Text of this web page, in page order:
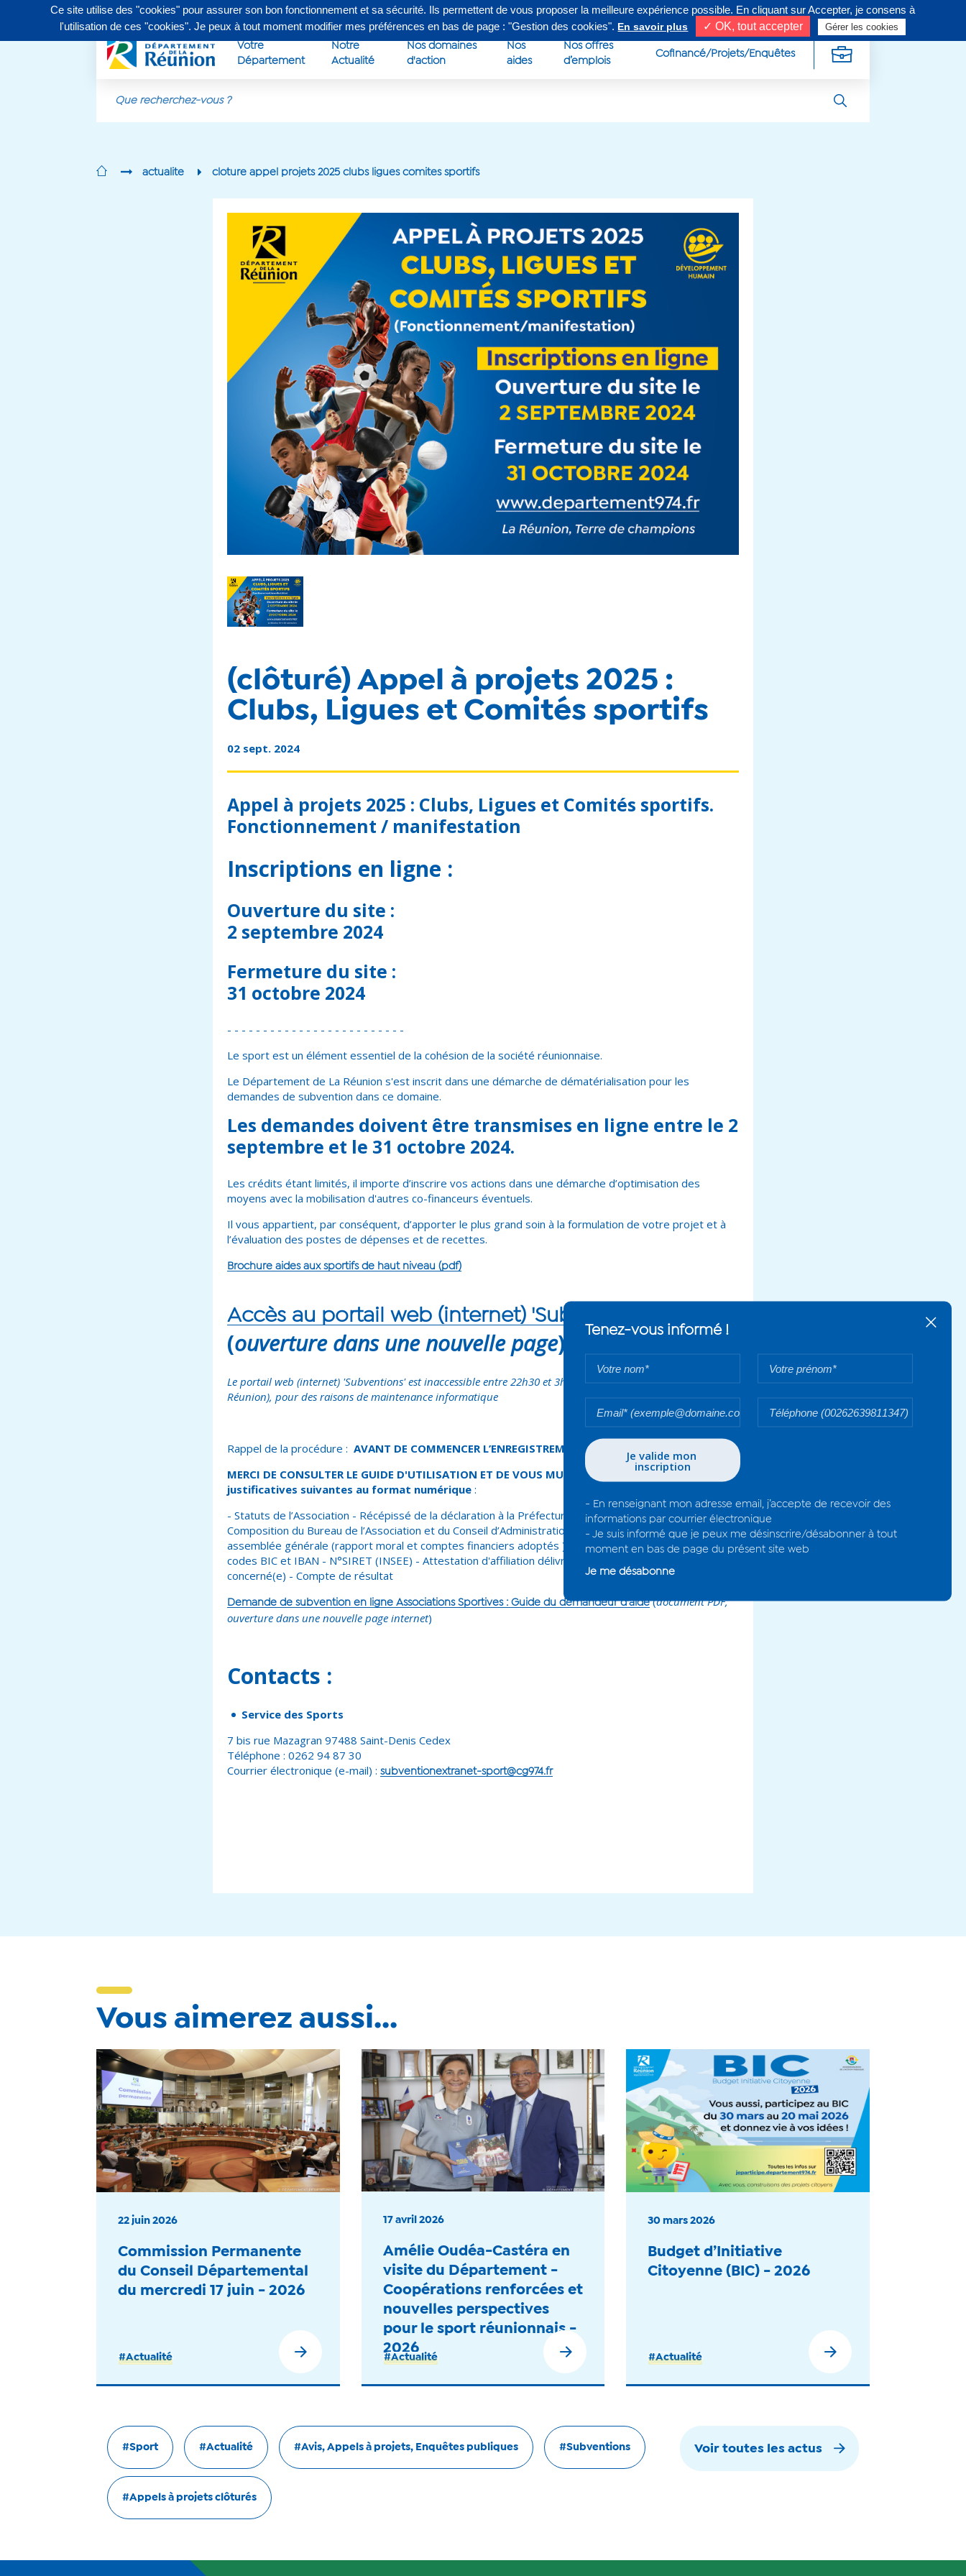
Contactez-nous au 0262 90 30 30, du lundi au vendredi de 8h à 16h30 Suivez-nous sur
Votre
Département
Notre
Actualité
Nos domaines
d'action
Nos
aides
Nos offres
d’emplois
Cofinancé/Projets/Enquêtes
actualite cloture appel projets 2025 clubs ligues comites sportifs
(clôturé) Appel à projets 2025 :
Clubs, Ligues et Comités sportifs
02 sept. 2024
Appel à projets 2025 : Clubs, Ligues et Comités sportifs.
Fonctionnement / manifestation
Inscriptions en ligne :
Ouverture du site :
2 septembre 2024
Fermeture du site :
31 octobre 2024
- - - - - - - - - - - - - - - - - - - - - - - - -
Le sport est un élément essentiel de la cohésion de la société réunionnaise.
Le Département de La Réunion s'est inscrit dans une démarche de dématérialisation pour les
demandes de subvention dans ce domaine.
Les demandes doivent être transmises en ligne entre le 2
septembre et le 31 octobre 2024.
Les crédits étant limités, il importe d’inscrire vos actions dans une démarche d’optimisation des
moyens avec la mobilisation d'autres co-financeurs éventuels.
Il vous appartient, par conséquent, d’apporter le plus grand soin à la formulation de votre projet et à
l’évaluation des postes de dépenses et de recettes.
Brochure aides aux sportifs de haut niveau (pdf)
Accès au portail web (internet) 'Subventions'
(ouverture dans une nouvelle page)
Le portail web (internet) 'Subventions' est inaccessible entre 22h30 et 3h30 (GMT+4, fuseau horaire La
Réunion), pour des raisons de maintenance informatique
Rappel de la procédure : AVANT DE COMMENCER L’ENREGISTREMENT DE VOTRE DEMANDE,
MERCI DE CONSULTER LE GUIDE D'UTILISATION ET DE VOUS MUNIR de l’ensemble des pièces
justificatives suivantes au format numérique:
- Statuts de l’Association - Récépissé de la déclaration à la Préfecture - Publication au Journal Officiel -
Composition du Bureau de l’Association et du Conseil d’Administration - Procès-verbal de la dernière
assemblée générale (rapport moral et comptes financiers adoptés ) - RIB au nom du demandeur avec
codes BIC et IBAN - N°SIRET (INSEE) - Attestation d'affiliation délivrée par la ligue ou le comité
concerné(e) - Compte de résultat
Demande de subvention en ligne Associations Sportives : Guide du demandeur d'aide(document PDF,
ouverture dans une nouvelle page internet)
Contacts :
Service des Sports
7 bis rue Mazagran 97488 Saint-Denis Cedex
Téléphone : 0262 94 87 30
Courrier électronique (e-mail) : subventionextranet-sport@cg974.fr
Vous aimerez aussi...
22 juin 2026
Commission Permanente
du Conseil Départemental
du mercredi 17 juin - 2026
#Actualité
17 avril 2026
Amélie Oudéa-Castéra en
visite du Département -
Coopérations renforcées et
nouvelles perspectives
pour le sport réunionnais -
2026
#Actualité
30 mars 2026
Budget d’Initiative
Citoyenne (BIC) - 2026
#Actualité
#Sport #Actualité #Avis, Appels à projets, Enquêtes publiques #Subventions
#Appels à projets clôturés
Voir toutes les actus
Ce site utilise des "cookies" pour assurer son bon fonctionnement et sa sécurité. Ils permettent de vous proposer la meilleure expérience possible. En cliquant sur Accepter, je consens à
l'utilisation de ces "cookies". Je peux à tout moment modifier mes préférences en bas de page : "Gestion des cookies". En savoir plus ✓ OK, tout accepter Gérer les cookies